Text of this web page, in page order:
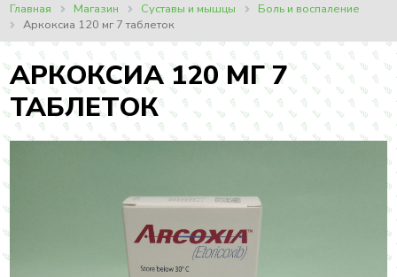
Главная
Магазин Суставы и мышцы
Боль и воспаление
Аркоксиа 120 мг 7 таблеток
АРКОКСИА 120 МГ 7
ТАБЛЕТОК